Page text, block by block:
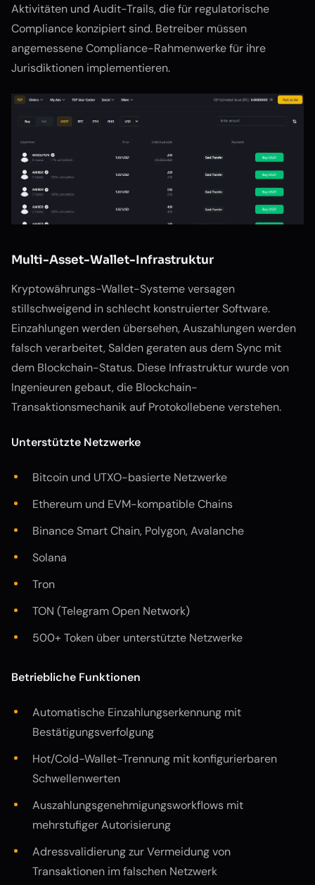
Aktivitäten und Audit-Trails, die für regulatorische
Compliance konzipiert sind. Betreiber müssen
angemessene Compliance-Rahmenwerke für ihre
Jurisdiktionen implementieren.
Multi-Asset-Wallet-Infrastruktur
Kryptowährungs-Wallet-Systeme versagen
stillschweigend in schlecht konstruierter Software.
Einzahlungen werden übersehen, Auszahlungen werden
falsch verarbeitet, Salden geraten aus dem Sync mit
dem Blockchain-Status. Diese Infrastruktur wurde von
Ingenieuren gebaut, die Blockchain-
Transaktionsmechanik auf Protokollebene verstehen.
Unterstützte Netzwerke
Bitcoin und UTXO-basierte Netzwerke
Ethereum und EVM-kompatible Chains
Binance Smart Chain, Polygon, Avalanche
Solana
Tron
TON (Telegram Open Network)
500+ Token über unterstützte Netzwerke
Betriebliche Funktionen
Automatische Einzahlungserkennung mit
Bestätigungsverfolgung
Hot/Cold-Wallet-Trennung mit konfigurierbaren
Schwellenwerten
Auszahlungsgenehmigungsworkflows mit
mehrstufiger Autorisierung
Adressvalidierung zur Vermeidung von
Transaktionen im falschen Netzwerk